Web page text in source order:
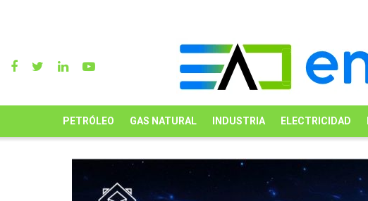
PETRÓLEO GAS NATURAL INDUSTRIA ELECTRICIDAD